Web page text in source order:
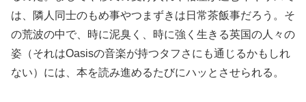
は、隣人同士のもめ事やつまずきは日常茶飯事だろう。そ
の荒波の中で、時に泥臭く、時に強く生きる英国の人々の
姿（それはOasisの音楽が持つタフさにも通じるかもしれ
ない）には、本を読み進めるたびにハッとさせられる。